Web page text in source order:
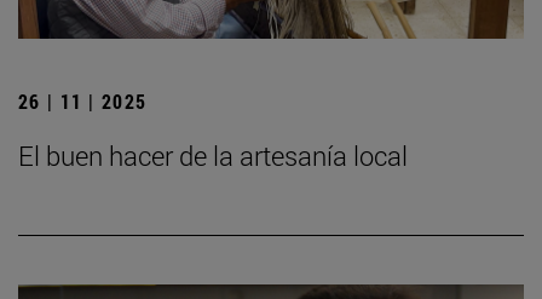
26 | 11 | 2025
El buen hacer de la artesanía local